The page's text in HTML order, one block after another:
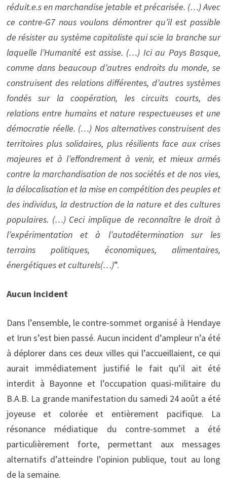
réduit.e.s en marchandise jetable et précarisée. (…) Avec
ce contre-G7 nous voulons démontrer qu’il est possible
de résister au système capitaliste qui scie la branche sur
laquelle l’Humanité est assise. (…) Ici au Pays Basque,
comme dans beaucoup d’autres endroits du monde, se
construisent des relations différentes, d’autres systèmes
fondés sur la coopération, les circuits courts, des
relations entre humains et nature respectueuses et une
démocratie réelle. (…) Nos alternatives construisent des
territoires plus solidaires, plus résilients face aux crises
majeures et à l’effondrement à venir, et mieux armés
contre la marchandisation de nos sociétés et de nos vies,
la délocalisation et la mise en compétition des peuples et
des individus, la destruction de la nature et des cultures
populaires. (…) Ceci implique de reconnaître le droit à
l’expérimentation et à l’autodétermination sur les
terrains politiques, économiques, alimentaires,
énergétiques et culturels(…)”.
Aucun incident
Dans l’ensemble, le contre-sommet organisé à Hendaye
et Irun s’est bien passé. Aucun incident d’ampleur n’a été
à déplorer dans ces deux villes qui l’accueillaient, ce qui
aurait immédiatement justifié le fait qu’il ait été
interdit à Bayonne et l’occupation quasi-militaire du
B.A.B. La grande manifestation du samedi 24 août a été
joyeuse et colorée et entièrement pacifique. La
résonance médiatique du contre-sommet a été
particulièrement forte, permettant aux messages
alternatifs d’atteindre l’opinion publique, tout au long
de la semaine.